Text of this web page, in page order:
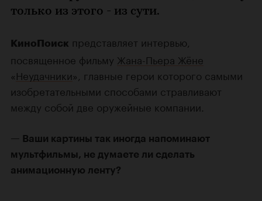
только из этого - из сути.
КиноПоиск представляет интервью,
посвященное фильму Жана-Пьера Жёне
«Неудачники», главные герои которого самыми
изобретательными способами стравливают
между собой две оружейные компании.
Ваши картины так иногда напоминают
мультфильмы, не думаете ли сделать
анимационную ленту?